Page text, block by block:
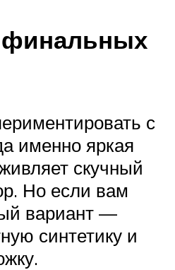
финальных
с
именно яркая
скучный
Но если вам
вариант —
синтетику и